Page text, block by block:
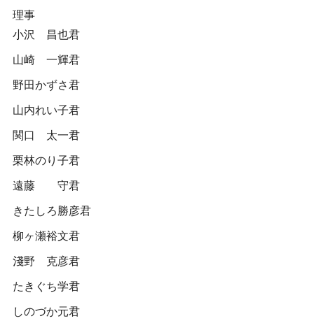
理事
小沢 昌也君
山崎 一輝君
野田かずさ君
山内れい子君
関口 太一君
栗林のり子君
遠藤 守君
きたしろ勝彦君
柳ヶ瀬裕文君
淺野 克彦君
たきぐち学君
しのづか元君